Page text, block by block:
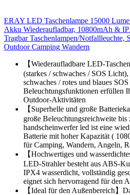
ERAY LED Taschenlampe 15000
Akku Wiederaufladbar, 10800mAh &
Tragbar Taschenlampen/Notfallleuchte,
Outdoor Camping Wandern
【Wiederaufladbare LED-
(starkes / schwaches / SOS
schwaches / rotes und blaues
Beleuchtungsfunktionen erfüllen
Outdoor-Aktivitäten
【Superhelle und große
große Beleuchtungsreichweite
handscheinwerfer led ist eine
Batterie mit hoher Kapazität (
für Camping, Wandern, Angeln,
【Hochwertiges und
LED-Strahler besteht aus ABS-
IPX4 wasserdicht, vollständig
eignet sich hervorragend für den
【Ideal für den Außenbereich】